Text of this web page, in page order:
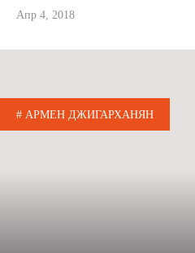
Апр 4, 2018
# АРМЕН ДЖИГАРХАНЯН